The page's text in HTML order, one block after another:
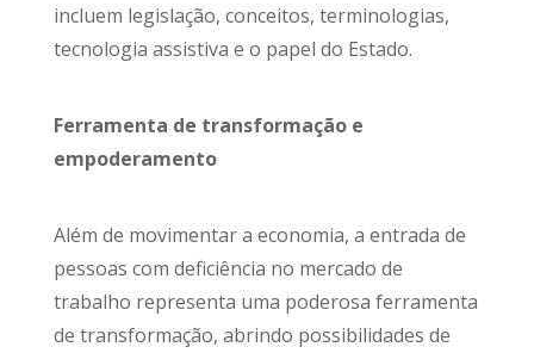
incluem legislação, conceitos, terminologias,
tecnologia assistiva e o papel do Estado.
Ferramenta de transformação e
empoderamento
Além de movimentar a economia, a entrada de
pessoas com deficiência no mercado de
trabalho representa uma poderosa ferramenta
de transformação, abrindo possibilidades de